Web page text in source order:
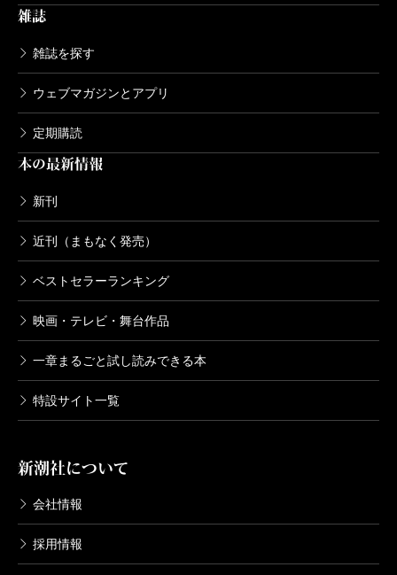
雑誌
雑誌を探す
ウェブマガジンとアプリ
定期購読
本の最新情報
新刊
近刊（まもなく発売）
ベストセラーランキング
映画・テレビ・舞台作品
一章まるごと試し読みできる本
特設サイト一覧
新潮社について
会社情報
採用情報